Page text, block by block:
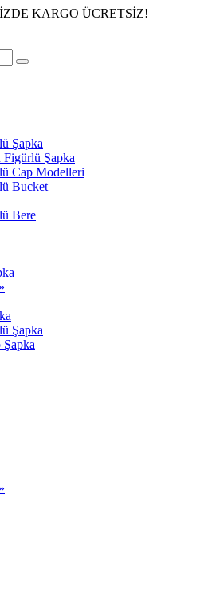
KARGO ÜCRETSİZ!
Şapka
Şapka
Cap Modelleri
Bucket
Bere
Şapka